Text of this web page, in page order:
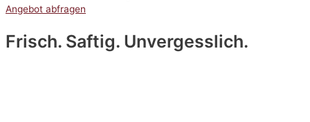
Angebot abfragen
Frisch. Saftig. Unvergesslich.